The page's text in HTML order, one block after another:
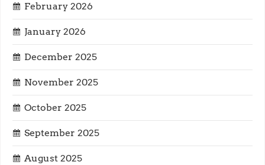
a
t
i
o
n
February 2026
January 2026
December 2025
November 2025
October 2025
September 2025
August 2025